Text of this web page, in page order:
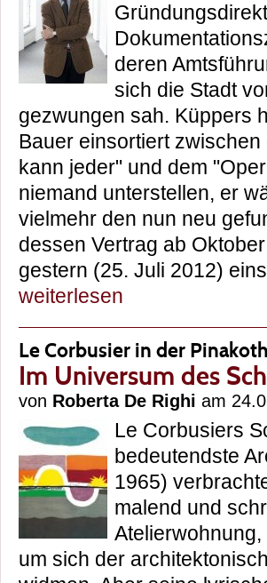
deren
sich die Stadt
gezwungen sah. Küppers
Bauer einsortiert
kann jeder" und dem
niemand unterstellen, er
vielmehr den nun neu
dessen Vertrag ab
gestern (25. Juli 2012)
weiterlesen
Le Corbusier in der
Im Universum des
von Roberta De Righi am
Le Corbusiers
bedeutendste
1965)
malend und
um sich der